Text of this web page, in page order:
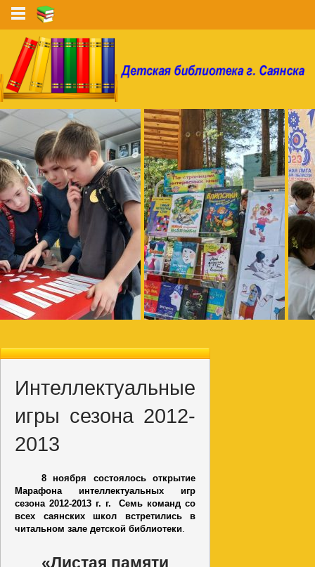
Интеллектуальные
игры сезона 2012-
2013
8 ноября состоялось открытие
Марафона интеллектуальных игр
сезона 2012-2013 г. г. Семь команд со
всех саянских школ встретились в
читальном зале детской библиотеки
«Листая памяти